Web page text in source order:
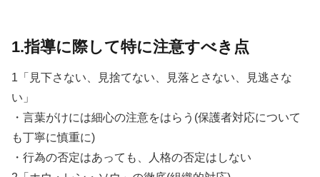
1.指導に際して特に注意すべき点
1「見下さない、見捨てない、見落とさない、見逃さな
い」
・言葉がけには細心の注意をはらう(保護者対応について
も丁寧に慎重に)
・行為の否定はあっても、人格の否定はしない